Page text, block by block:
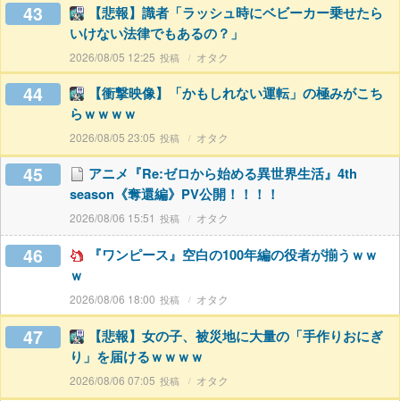
43
【悲報】識者「ラッシュ時にベビーカー乗せたら
いけない法律でもあるの？」
2026/08/05 12:25 オタク
44
【衝撃映像】「かもしれない運転」の極みがこち
らｗｗｗｗ
2026/08/05 23:05 オタク
45
アニメ『Re:ゼロから始める異世界生活』4th
season《奪還編》PV公開！！！！
2026/08/06 15:51 オタク
46
『ワンピース』空白の100年編の役者が揃うｗｗ
ｗ
2026/08/06 18:00 オタク
47
【悲報】女の子、被災地に大量の「手作りおにぎ
り」を届けるｗｗｗｗ
2026/08/06 07:05 オタク